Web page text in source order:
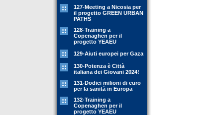
127-Meeting a Nicosia per
il progetto GREEN URBAN
PATHS
128-Training a
Copenaghen per il
progetto YEAEU
129-Aiuti europei per Gaza
130-Potenza è Città
italiana dei Giovani 2024!
131-Dodici milioni di euro
per la sanità in Europa
132-Training a
Copenaghen per il
progetto YEAEU